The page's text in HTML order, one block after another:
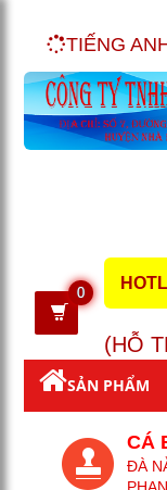
TIẾNG
0
(HỖ
SẢN PHẨM
CÁ
ĐÀ